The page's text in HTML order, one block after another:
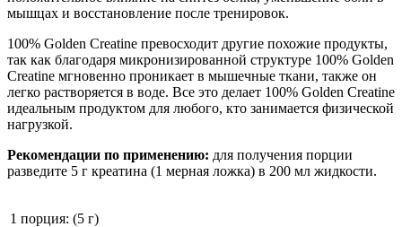
мышцах и восстановление после тренировок.
100% Golden Creatine превосходит другие похожие продукты,
так как благодаря микронизированной структуре 100% Golden
Creatine мгновенно проникает в мышечные ткани, также он
легко растворяется в воде. Все это делает 100% Golden Creatine
идеальным продуктом для любого, кто занимается физической
нагрузкой.
Рекомендации по применению: для получения порции
разведите 5 г креатина (1 мерная ложка) в 200 мл жидкости.
1 порция: (5 г)